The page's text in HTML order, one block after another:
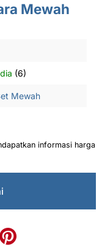
Mewah
(6)
Mewah
informasi harga